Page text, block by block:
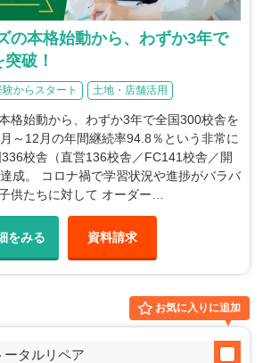
の本格始動から、わずか3年で
破！
からスタート 土地・店舗活用
格始動から、わずか3年で全国300校舎を
～12月の年間継続率94.8％という非常に
校舎（直営136校舎／FC141校舎／開
成。 コロナ禍で学習状況や進捗がバラバ
供たちに対して オーダー…
をみる 資料請求
お気に入りに追加
タルリペア